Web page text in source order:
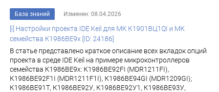
База знаний Изменен: 08.04.2026
[i] Настройки проекта IDE Keil для МК К1901ВЦ1QI и МК
семейства К1986ВЕ9x [ID: 24186]
В статье представлено краткое описание всех вкладок опций
проекта в среде IDE Keil на примере микроконтроллеров
семейства К1986ВЕ9x: К1986ВЕ92FI (MDR1211FI),
К1986ВЕ92F1I (MDR1211F1I), К1986ВЕ94GI (MDR1209GI);
К1986ВЕ91Т, К1986ВЕ92У, К1986ВЕ92У1, К1986ВЕ93У,